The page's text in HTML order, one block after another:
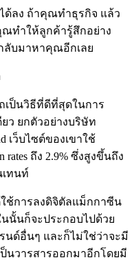
ด้ลง ถ้าคุณทำธุรกิจ แล้ว
ณทำให้ลูกค้ารู้สึกอย่าง
ลับมาหาคุณอีกเลย
ถเป็นวิธีที่ดีที่สุดในการ
ว ยกตัวอย่างบริษัท
เว็บไซต์ของเขาใช้
rates ถึง 2.9% ซึ่งสูงขึ้นถึง
เทนท์
ใช้การลงดิจิตัลแม็กกาซีน
นั้นก็จะประกอบไปด้วย
นด์อื่นๆ และก็ไม่ใช่ว่าจะมี
นวารสารออกมาอีกโดยมี